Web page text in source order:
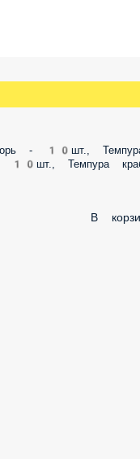
- 10шт.,
10шт., Темпура
В